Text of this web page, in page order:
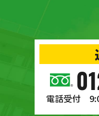
電話受付